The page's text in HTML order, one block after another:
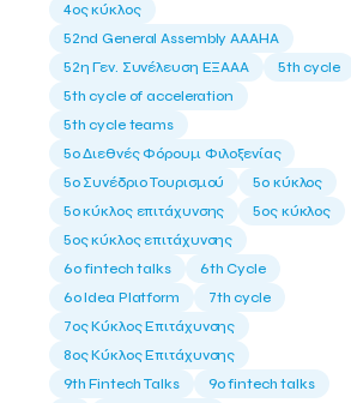
4ος κύκλος
52nd General Assembly AAAHA
52η Γεν. Συνέλευση ΕΞΑΑΑ
5th cycle
5th cycle of acceleration
5th cycle teams
5ο Διεθνές Φόρουμ Φιλοξενίας
5ο Συνέδριο Τουρισμού
5ο κύκλος
5ο κύκλος επιτάχυνσης
5ος κύκλος
5ος κύκλος επιτάχυνσης
6o fintech talks
6th Cycle
6ο Idea Platform
7th cycle
7ος Κύκλος Επιτάχυνσης
8ος Κύκλος Επιτάχυνσης
9th Fintech Talks
9ο fintech talks